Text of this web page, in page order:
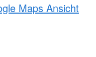
Maps Ansicht